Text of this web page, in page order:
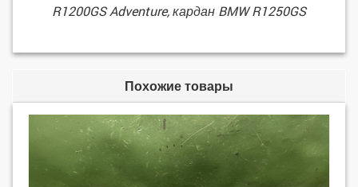
R1200GS Adventure, кардан BMW R1250GS
Похожие товары